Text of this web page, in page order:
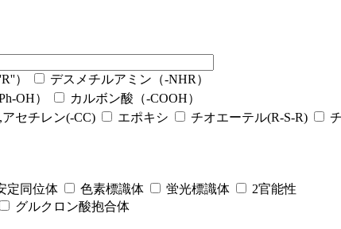
）
デスメチルアミン（-NHR）
OH）
カルボン酸（-COOH）
セチレン(-CC) エポキシ チオエーテル(R-S-R)
定同位体 色素標識体 蛍光標識体
2官能性
グルクロン酸抱合体